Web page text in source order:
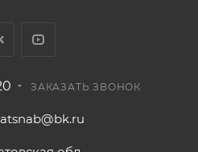
ЗАКАЗАТЬ ЗВОНОК